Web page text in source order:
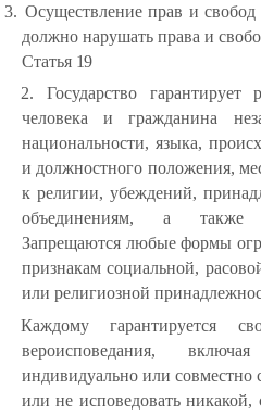
3. Осуществление прав и
должно нарушать права и
Статья 19
2. Государство
человека и гражданина
национальности, языка,
и должностного положения,
к религии, убеждений,
объединениям, а также
Запрещаются любые формы
признакам социальной,
или религиозной
Каждому гарантируется
вероисповедания,
индивидуально или
или не исповедовать